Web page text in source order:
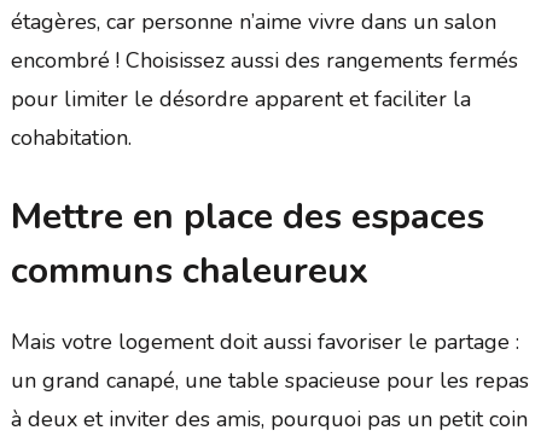
étagères, car personne n’aime vivre dans un salon
encombré ! Choisissez aussi des rangements fermés
pour limiter le désordre apparent et faciliter la
cohabitation.
Mettre en place des espaces
communs chaleureux
Mais votre logement doit aussi favoriser le partage :
un grand canapé, une table spacieuse pour les repas
à deux et inviter des amis, pourquoi pas un petit coin